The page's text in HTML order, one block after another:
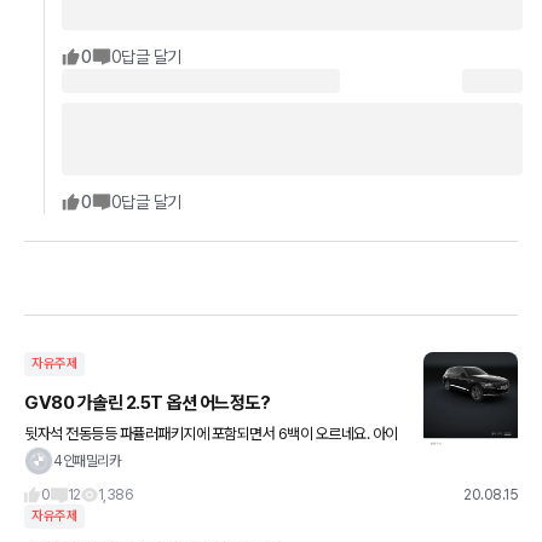
0 0답글 달기
0 0답글 달기
자유주제
GV80 가솔린 2.5T 옵션 어느정도?
뒷자석 전동등등 파퓰러패키지에 포함되면서 6백이 오르네요. 아이
들이 그옵션 들어간 뒷좌석을 제일 좋아하는데다.. 아이들 둘이 있음
4인패밀리카
0
12 1,386 20.08.15
자유주제